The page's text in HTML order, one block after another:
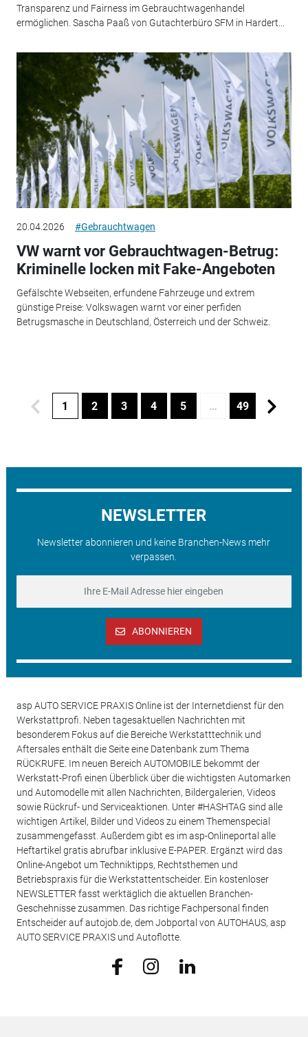
Transparenz und Fairness im Gebrauchtwagenhandel
ermöglichen. Sascha Paaß von Gutachterbüro SFM in Hardert...
20.04.2026 #Gebrauchtwagen
VW warnt vor Gebrauchtwagen-Betrug:
Kriminelle locken mit Fake-Angeboten
Gefälschte Webseiten, erfundene Fahrzeuge und extrem
günstige Preise: Volkswagen warnt vor einer perfiden
Betrugsmasche in Deutschland, Österreich und der Schweiz.
1 2 3 4 5 … 49
NEWSLETTER
Newsletter abonnieren und keine Branchen-News mehr
verpassen.
ABONNIEREN
asp AUTO SERVICE PRAXIS Online ist der Internetdienst für den
Werkstattprofi. Neben tagesaktuellen Nachrichten mit
besonderem Fokus auf die Bereiche Werkstatttechnik und
Aftersales enthält die Seite eine Datenbank zum Thema
RÜCKRUFE. Im neuen Bereich AUTOMOBILE bekommt der
Werkstatt-Profi einen Überblick über die wichtigsten Automarken
und Automodelle mit allen Nachrichten, Bildergalerien, Videos
sowie Rückruf- und Serviceaktionen. Unter #HASHTAG sind alle
wichtigen Artikel, Bilder und Videos zu einem Themenspecial
zusammengefasst. Außerdem gibt es im asp-Onlineportal alle
Heftartikel gratis abrufbar inklusive E-PAPER. Ergänzt wird das
Online-Angebot um Techniktipps, Rechtsthemen und
Betriebspraxis für die Werkstattentscheider. Ein kostenloser
NEWSLETTER fasst werktäglich die aktuellen Branchen-
Geschehnisse zusammen. Das richtige Fachpersonal finden
Entscheider auf autojob.de, dem Jobportal von AUTOHAUS, asp
AUTO SERVICE PRAXIS und Autoflotte.